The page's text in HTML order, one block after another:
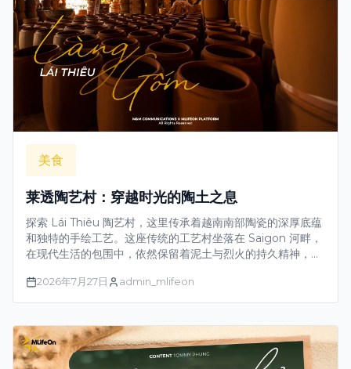
美食
莱透陶艺村：穿越时光的陶土之息
探索 Lái Thiêu 陶艺村，这里传承着越南南部陶瓷的深厚底蕴
和独特的手绘工艺。这座传统的工艺村坐落在 Saigon 河畔，
在现代生活的包围中，依然保留着泥土与烈火的持久精神，让
2026年7月27日 admin_mlifeon